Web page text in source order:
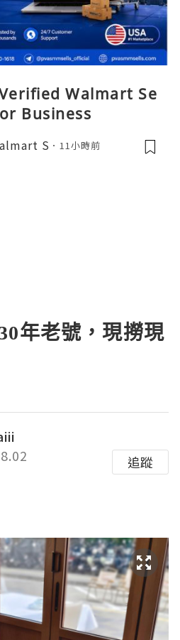
Walmart Se
Business
S 11小時前
年老號，現撈現
追蹤